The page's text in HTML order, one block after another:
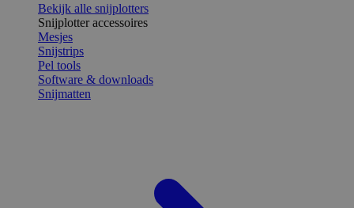
Bekijk alle snijplotters
Snijplotter accessoires
Mesjes
Snijstrips
Pel tools
Software & downloads
Snijmatten